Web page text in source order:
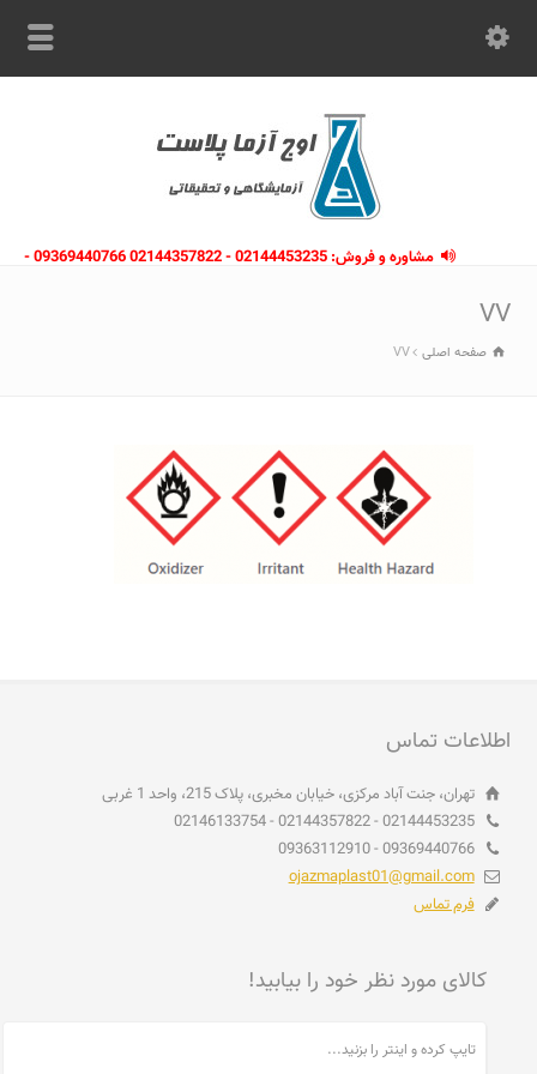
مشاوره و فروش: 02144453235 - 02144357822 09369440766 -
VV
صفحه اصلی VV
اطلاعات تماس
تهران، جنت آباد مرکزی، خیابان مخبری، پلاک 215، واحد 1 غربی
02144453235 - 02144357822 - 02146133754
09369440766 - 09363112910
ojazmaplast01@gmail.com
فرم تماس
کالای مورد نظر خود را بیابید!